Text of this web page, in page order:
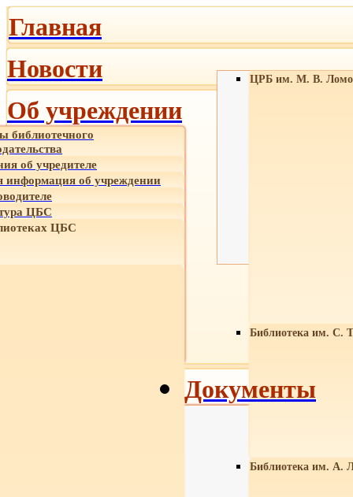
Главная
Новости
Об учреждении
библиотечного
об учредителе
об учреждении
ЦБС
ЦБС
ЦРБ им. М. В.
Библиотека им. С.
Библиотека им. А.
Документы